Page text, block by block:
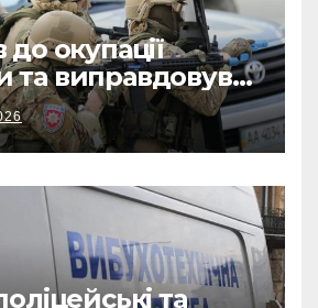
окупації
виправдовував
СБУ викрила
агітатора
та